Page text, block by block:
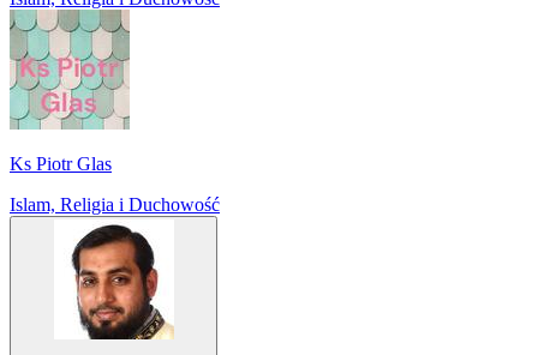
Ks Piotr Glas
Islam, Religia i Duchowość